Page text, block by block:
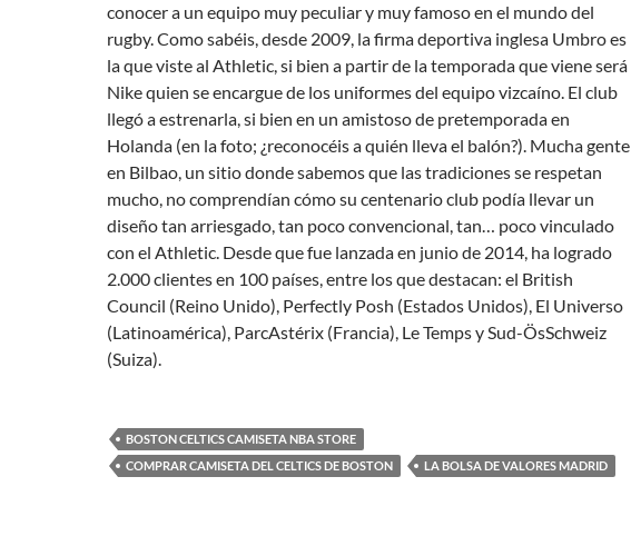
conocer a un equipo muy peculiar y muy famoso en el mundo del
rugby. Como sabéis, desde 2009, la firma deportiva inglesa Umbro es
la que viste al Athletic, si bien a partir de la temporada que viene será
Nike quien se encargue de los uniformes del equipo vizcaíno. El club
llegó a estrenarla, si bien en un amistoso de pretemporada en
Holanda (en la foto; ¿reconocéis a quién lleva el balón?). Mucha gente
en Bilbao, un sitio donde sabemos que las tradiciones se respetan
mucho, no comprendían cómo su centenario club podía llevar un
diseño tan arriesgado, tan poco convencional, tan… poco vinculado
con el Athletic. Desde que fue lanzada en junio de 2014, ha logrado
2.000 clientes en 100 países, entre los que destacan: el British
Council (Reino Unido), Perfectly Posh (Estados Unidos), El Universo
(Latinoamérica), ParcAstérix (Francia), Le Temps y Sud-ÖsSchweiz
(Suiza).
BOSTON CELTICS CAMISETA NBA STORE
COMPRAR CAMISETA DEL CELTICS DE BOSTON
LA BOLSA DE VALORES MADRID